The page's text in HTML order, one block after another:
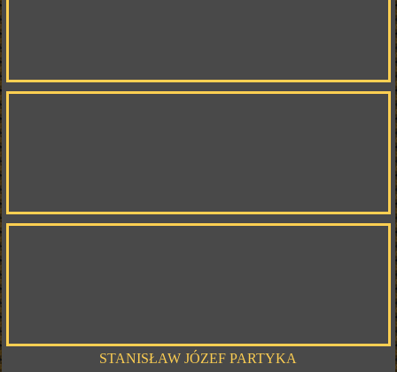
STANISŁAW JÓZEF PARTYKA